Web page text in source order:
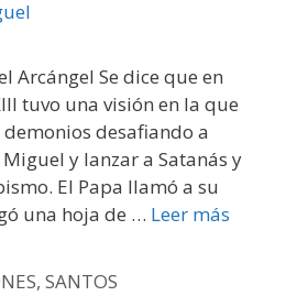
Arcángel Se dice que en
tuvo una visión en la que
desafiando a
y lanzar a Satanás y
El Papa llamó a su
una hoja de … Leer más
,SANTOS